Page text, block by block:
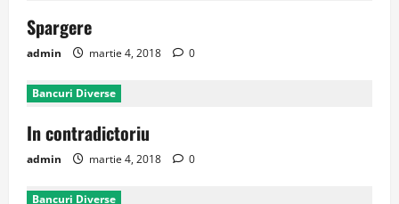
Spargere
admin martie 4, 2018 0
Bancuri Diverse
In contradictoriu
admin martie 4, 2018 0
Bancuri Diverse